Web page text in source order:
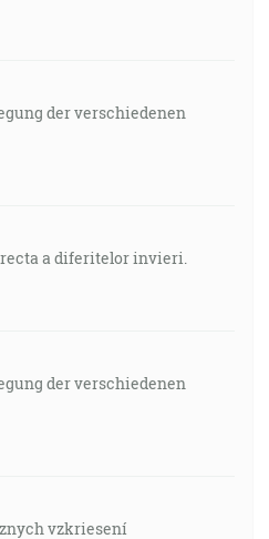
der verschiedenen
a diferitelor invieri.
der verschiedenen
vzkriesení